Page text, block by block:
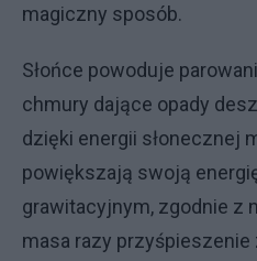
magiczny sposób.
Słońce powoduje
chmury dające opady
dzięki energii słonecznej
powiększają swoją
grawitacyjnym, zgodnie z
masa razy